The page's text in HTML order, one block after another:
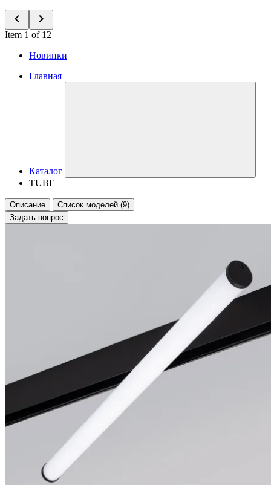
Item 1 of 12
Новинки
Главная
Каталог
TUBE
Описание
Список моделей (9)
Задать вопрос